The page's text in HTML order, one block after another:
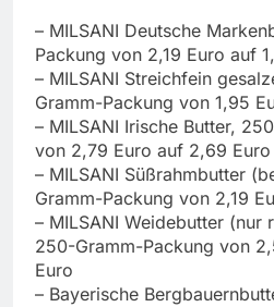
– MILSANI Deutsche
Packung von 2,19 Euro auf
– MILSANI Streichfein
Gramm-Packung von 1,95
– MILSANI Irische Butter,
von 2,79 Euro auf 2,69 Euro
– MILSANI Süßrahmbutter
Gramm-Packung von 2,19
– MILSANI Weidebutter (nur
250-Gramm-Packung von
Euro
– Bayerische